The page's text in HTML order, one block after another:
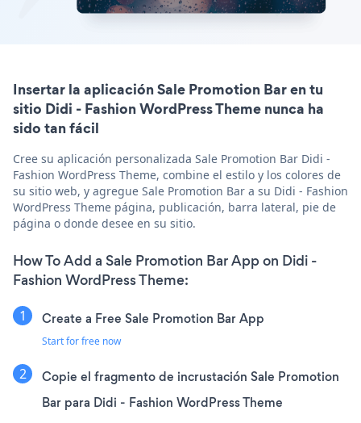
Insertar la aplicación Sale Promotion Bar en tu
sitio Didi - Fashion WordPress Theme nunca ha
sido tan fácil
Cree su aplicación personalizada Sale Promotion Bar Didi -
Fashion WordPress Theme, combine el estilo y los colores de
su sitio web, y agregue Sale Promotion Bar a su Didi - Fashion
WordPress Theme página, publicación, barra lateral, pie de
página o donde desee en su sitio.
How To Add a Sale Promotion Bar App on Didi -
Fashion WordPress Theme:
Create a Free Sale Promotion Bar App
Start for free now
Copie el fragmento de incrustación Sale Promotion
Bar para Didi - Fashion WordPress Theme